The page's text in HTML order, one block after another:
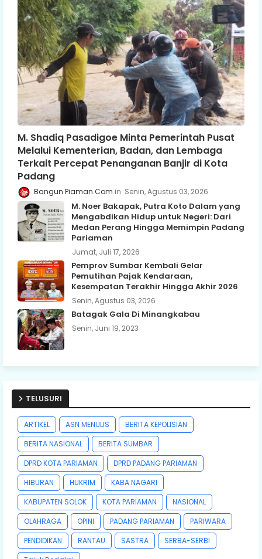
M. Shadiq Pasadigoe Minta Pemerintah Pusat
Melalui Kementerian, Badan, dan Lembaga
Terkait Percepat Penanganan Banjir di Kota
Padang
Bangun Piaman.Com Senin, Agustus 03, 2026
M. Noer Bakapak, Putra Koto Dalam yang
Mengabdikan Hidup untuk Negeri: Dari
Medan Perang Hingga Memimpin Padang
Pariaman
Jumat, Juli 17, 2026
Pemprov Sumbar Kembali Gelar
Pemutihan Pajak Kendaraan,
Kesempatan Terakhir Hingga Akhir 2026
Senin, Agustus 03, 2026
Batagak Gala Di Minangkabau
Senin, Juni 19, 2023
TELUSURI
ARTIKEL ASN MENULIS
BERITA KEPOLISIAN
BERITA NASIONAL
BERITA SUMBAR
DPRD KOTA PARIAMAN
DPRD PADANG PARIAMAN
HIBURAN
HUKRIM
KABA NAGARI
KABUPATEN SOLOK
KOTA PARIAMAN
NASIONAL
OLAHRAGA
OPINI PADANG PARIAMAN
PARIWARA
PENDIDIKAN
RANTAU SASTRA
SERBA-SERBI